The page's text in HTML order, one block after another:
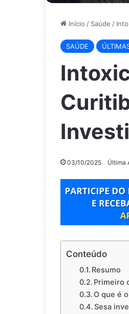
Início / Saúde /
SAÚDE
03/10/2025 Última
Conteúdo
Resumo
Primeiro
O que é
Sesa